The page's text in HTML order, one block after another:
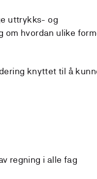
uttrykks- og
om hvordan ulike
knyttet til å
regning i alle fag